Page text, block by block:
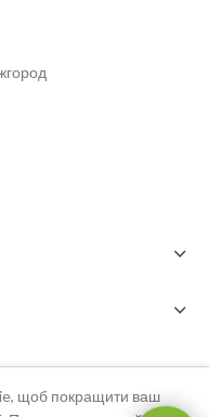
захищені.
щоб покращити ваш